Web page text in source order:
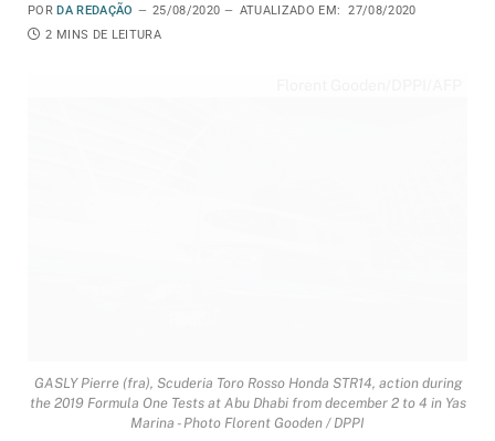
POR DA REDAÇÃO 25/08/2020 ATUALIZADO EM:
27/08/2020
2 MINS DE LEITURA
GASLY Pierre (fra), Scuderia Toro Rosso Honda STR14, action during
the 2019 Formula One Tests at Abu Dhabi from december 2 to 4 in Yas
Marina - Photo Florent Gooden / DPPI